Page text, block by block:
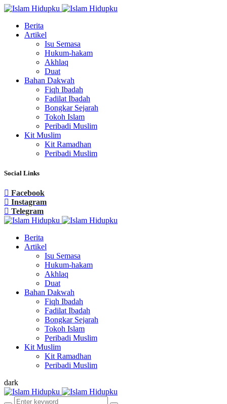
Berita
Artikel
Isu Semasa
Hukum-hakam
Akhlaq
Duat
Bahan Dakwah
Fiqh Ibadah
Fadilat Ibadah
Bongkar Sejarah
Tokoh Islam
Peribadi Muslim
Kit Muslim
Kit Ramadhan
Peribadi Muslim
Social Links
Facebook
Instagram
Telegram
Berita
Artikel
Isu Semasa
Hukum-hakam
Akhlaq
Duat
Bahan Dakwah
Fiqh Ibadah
Fadilat Ibadah
Bongkar Sejarah
Tokoh Islam
Peribadi Muslim
Kit Muslim
Kit Ramadhan
Peribadi Muslim
dark